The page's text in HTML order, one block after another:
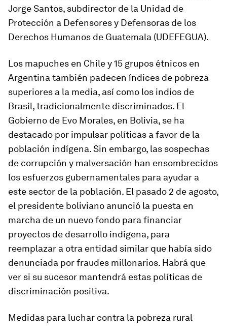
Jorge Santos, subdirector de la Unidad de
Protección a Defensores y Defensoras de los
Derechos Humanos de Guatemala (UDEFEGUA).
Los mapuches en Chile y 15 grupos étnicos en
Argentina también padecen índices de pobreza
superiores a la media, así como los indios de
Brasil, tradicionalmente discriminados. El
Gobierno de Evo Morales, en Bolivia, se ha
destacado por impulsar políticas a favor de la
población indígena. Sin embargo, las sospechas
de corrupción y malversación han ensombrecidos
los esfuerzos gubernamentales para ayudar a
este sector de la población. El pasado 2 de agosto,
el presidente boliviano anunció la puesta en
marcha de un nuevo fondo para financiar
proyectos de desarrollo indígena, para
reemplazar a otra entidad similar que había sido
denunciada por fraudes millonarios. Habrá que
ver si su sucesor mantendrá estas políticas de
discriminación positiva.
Medidas para luchar contra la pobreza rural